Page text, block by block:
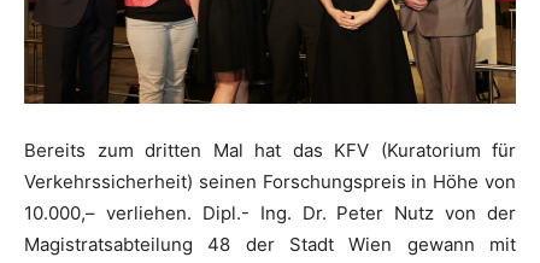
Bereits zum dritten Mal hat das KFV (Kuratorium für
Verkehrssicherheit) seinen Forschungspreis in Höhe von
10.000,– verliehen. Dipl.- Ing. Dr. Peter Nutz von der
Magistratsabteilung 48 der Stadt Wien gewann mit